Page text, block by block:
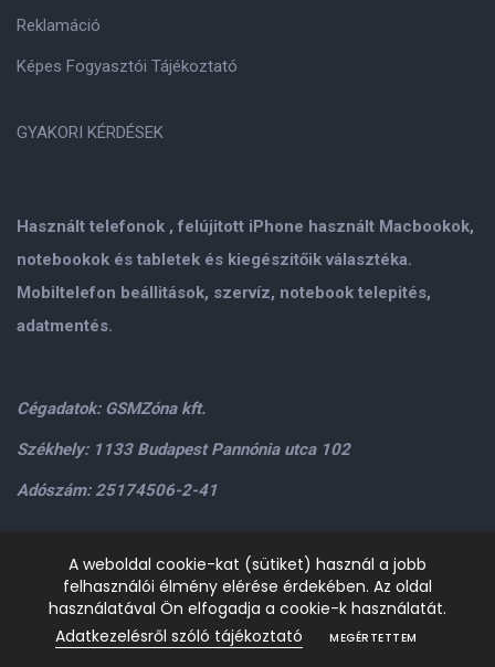
Használt telefonok , felújitott iPhone használt Macbookok,
notebookok és tabletek és kiegészitőik választéka.
Mobiltelefon beállitások, szervíz, notebook telepités,
adatmentés.
Cégadatok: GSMZóna kft.
Székhely: 1133 Budapest Pannónia utca 102
Adószám: 25174506-2-41
Személyes átvétel: GSMZóna kft. 1134.Bp. Váci út 9-15
H-P: 9.00-17.00,Szo: 9.00-13.00+36205534995+36209906363
gsmzonakft@gmail.com
Reklamáció
Képes Fogyasztói Tájékoztató
GYAKORI KÉRDÉSEK
A weboldal cookie-kat (sütiket) használ a jobb
felhasználói élmény elérése érdekében. Az oldal
használatával Ön elfogadja a cookie-k használatát.
Adatkezelésről szóló tájékoztató
MEGÉRTETTEM